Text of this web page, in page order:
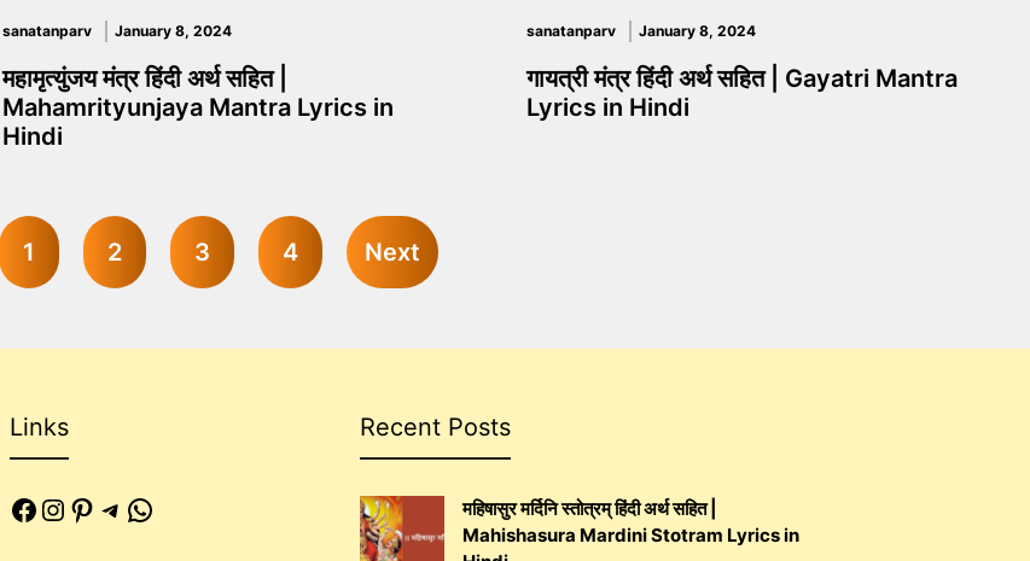
sanatanparv January 8, 2024
महामृत्युंजय मंत्र हिंदी अर्थ सहित |
Mahamrityunjaya Mantra Lyrics in
Hindi
sanatanparv January 8, 2024
गायत्री मंत्र हिंदी अर्थ सहित | Gayatri Mantra
Lyrics in Hindi
1 2 3 4 Next
Links
Facebook
Instagram
Pinterest
Telegram
WhatsApp
Recent Posts
महिषासुर मर्दिनि स्तोत्रम् हिंदी अर्थ सहित |
Mahishasura Mardini Stotram Lyrics in